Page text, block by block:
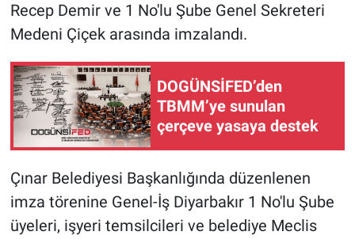
Recep Demir ve 1 No'lu Şube Genel Sekreteri
Medeni Çiçek arasında imzalandı.
DOGÜNSİFED’den
TBMM’ye sunulan
çerçeve yasaya destek
Çınar Belediyesi Başkanlığında düzenlenen
imza törenine Genel-İş Diyarbakır 1 No'lu Şube
üyeleri, işyeri temsilcileri ve belediye Meclis